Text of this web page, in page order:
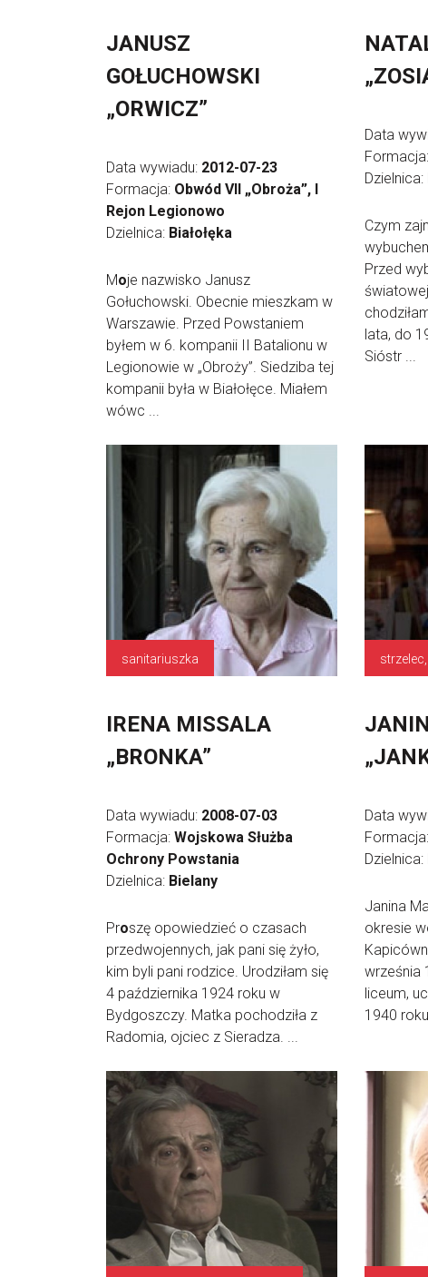
JANUSZ
GOŁUCHOWSKI
„ORWICZ”
Data wywiadu: 2012-07-23
Formacja: Obwód VII „Obroża”, I
Rejon Legionowo
Dzielnica: Białołęka
Moje nazwisko Janusz
Gołuchowski. Obecnie mieszkam w
Warszawie. Przed Powstaniem
byłem w 6. kompanii II Batalionu w
Legionowie w „Obroży”. Siedziba tej
kompanii była w Białołęce. Miałem
wówc ...
Data
Formacja:
Dzielnica:
Czym
Przed
lata, do
Sióstr ...
sanitariuszka
IRENA MISSALA
„BRONKA”
Data wywiadu: 2008-07-03
Formacja: Wojskowa Służba
Ochrony Powstania
Dzielnica: Bielany
Proszę opowiedzieć o czasach
przedwojennych, jak pani się żyło,
kim byli pani rodzice. Urodziłam się
4 października 1924 roku w
Bydgoszczy. Matka pochodziła z
Radomia, ojciec z Sieradza. ...
Data
Formacja:
Dzielnica:
Janina
okresie
września
liceum,
1940